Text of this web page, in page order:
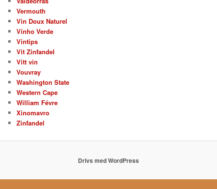
Vermouth
Vin Doux Naturel
Vinho Verde
Vintips
Vit Zinfandel
Vitt vin
Vouvray
Washington State
Western Cape
William Févre
Xinomavro
Zinfandel
Drivs med WordPress